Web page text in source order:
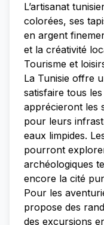
L’artisanat
colorées, ses
en argent
et la créativité
Tourisme et
La Tunisie offre
satisfaire tous
apprécieront les
pour leurs
eaux limpides.
pourront
archéologiques
encore la cité
Pour les
propose des
des excursions